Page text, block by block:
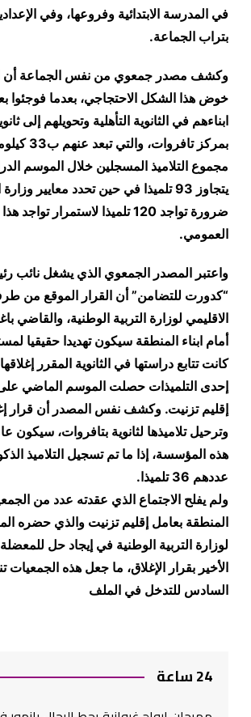
في المدرسة الابتدائية وفروعها، وفي
بتراب الجماعة.
وكشف مصدر جمعوي من نفس الجماعة أن
خوض هذا الشكل الاحتجاجي، بعدما فوجئوا
ابناءهم في الثانوية التأهلية وتحويلهم إلى
بمركز
مجموع التلاميذ المسجلين خلال الموسم
يتجاوز 93 تلميذا في حين تحدد معايير
ضرورة تواجد 120 تلميذا لاستمرار
العمومي.
واعتبر المصدر الجمعوي الذي يشغل نائب
“كدورت للتضامن” أن القرار الموقع من
الاقليمي لوزارة التربية الوطنية، والقاضي
كانت تتابع دراستها في الثانوية المقرر
إحدى التلميذات حصلت الموسم الماضي
إقليم تزنيت. وكشف نفس المصدر أن قرار
وترحيل تلاميذها لثانوية بتافروات، سيكون
هذه المؤسسة، إذا ما تم تسجيل التلاميذ
عددهم 36 تلميذا
.
ولم يفلح الاجتماع الذي عقدته عدد من
المنطقة بعامل إقليم تزنيت والذي حضره
لوزارة التربية الوطنية في إيجاد حل
الأخير بقرار الإغلاق، ما جعل هذه الجمعيات
السادس للتدخل في الملف
24 ساعة